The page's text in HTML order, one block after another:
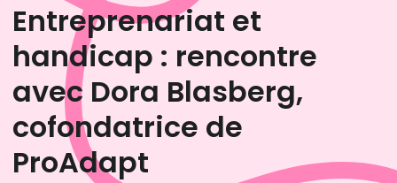
Entreprenariat et
handicap : rencontre
avec Dora Blasberg,
cofondatrice de
ProAdapt